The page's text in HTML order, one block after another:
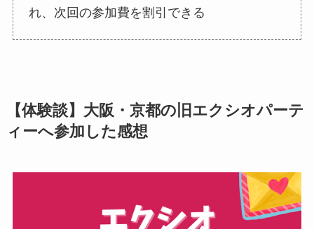
れ、次回の参加費を割引できる
【体験談】大阪・京都の旧エクシオパーテ
ィーへ参加した感想